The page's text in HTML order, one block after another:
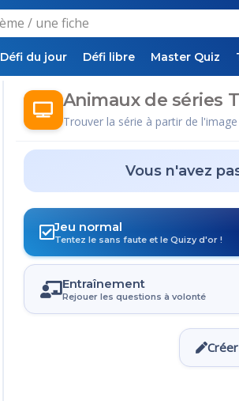
Défi du jour Défi libre Master Quiz
Animaux de séries
Trouver la série à partir de l'image
Vous n'avez
Jeu normal
Tentez le sans faute et le Quizy d'or !
Entraînement
Rejouer les questions à volonté